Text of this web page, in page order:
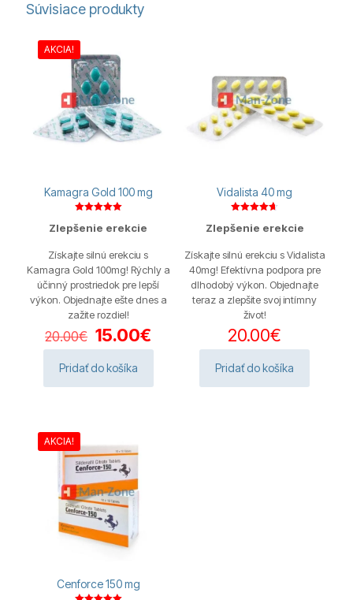
Súvisiace produkty
AKCIA!
Kamagra Gold 100 mg
5.00
Zlepšenie erekcie
Získajte silnú erekciu s
Kamagra Gold 100mg! Rýchly a
účinný prostriedok pre lepší
výkon. Objednajte ešte dnes a
zažite rozdiel!
20.00€ Pôvodná
cena
bola:
20.00€.
15.00€
cena
Pridať do košíka
Vidalista 40 mg
4.67
Zlepšenie erekcie
Získajte silnú erekciu s Vidalista
40mg! Efektívna podpora pre
dlhodobý výkon. Objednajte
teraz a zlepšite svoj intímny
život!
20.00€
Pridať do košíka
AKCIA!
Cenforce 150 mg